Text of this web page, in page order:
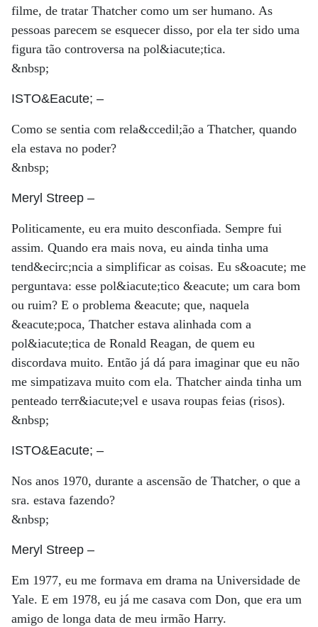
filme, de tratar Thatcher como um ser humano. As
pessoas parecem se esquecer disso, por ela ter sido uma
figura tão controversa na pol&iacute;tica.
&nbsp;
ISTO&Eacute; –
Como se sentia com rela&ccedil;ão a Thatcher, quando
ela estava no poder?
&nbsp;
Meryl Streep –
Politicamente, eu era muito desconfiada. Sempre fui
assim. Quando era mais nova, eu ainda tinha uma
tend&ecirc;ncia a simplificar as coisas. Eu s&oacute; me
perguntava: esse pol&iacute;tico &eacute; um cara bom
ou ruim? E o problema &eacute; que, naquela
&eacute;poca, Thatcher estava alinhada com a
pol&iacute;tica de Ronald Reagan, de quem eu
discordava muito. Então já dá para imaginar que eu não
me simpatizava muito com ela. Thatcher ainda tinha um
penteado terr&iacute;vel e usava roupas feias (risos).
&nbsp;
ISTO&Eacute; –
Nos anos 1970, durante a ascensão de Thatcher, o que a
sra. estava fazendo?
&nbsp;
Meryl Streep –
Em 1977, eu me formava em drama na Universidade de
Yale. E em 1978, eu já me casava com Don, que era um
amigo de longa data de meu irmão Harry.